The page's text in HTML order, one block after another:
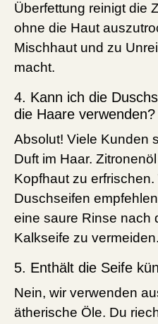
Überfettung reinigt die
ohne die Haut
Mischhaut und zu
macht.
4. Kann ich die
die Haare verwenden?
Absolut! Viele Kunden
Duft im Haar.
Kopfhaut zu
Duschseifen
eine saure Rinse nach
Kalkseife zu vermeiden.
5. Enthält die Seife
Nein, wir verwenden
ätherische Öle. Du